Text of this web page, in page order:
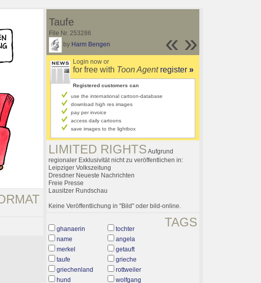
»
«
Taufe
File Nr. 253286
by Harm Bengen
Login now or
for free with Toon Agent register »
Registered customers can
use the international cartoon-database
download high res images
pay per invoice
access daily cartoons
save images to the lightbox
LIMITED RIGHTS Aufgrund
regionaler Exklusivität nicht zu veröffentlichen in:
Leipziger Volkszeitung
Dresdner Neueste Nachrichten
Freie Presse
Lausitzer Rundschau
Keine Veröffentlichung in "Bild" oder bild-online.
TAGS
ghanaerin
tochter
name
angela
merkel
getauft
taufe
grieche
griechenland
rottweiler
hund
wolfgang